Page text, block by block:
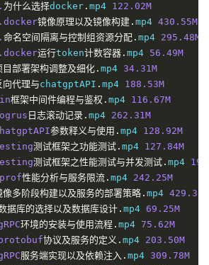
为什么选择docker . mp4 122. 02M
docker镜像原理以及镜像构建. mp4 430. 55M
命名空间隔离与控制组资源分配. mp4 295. 48M
docker运行token计数容器. mp4 56. 49M
目部署架构调整及细化. mp4 34. 31M
向代理与chatgptAPI . mp4 188. 53M
框架中间件编程与鉴权. mp4 116. 67M
日志滚动记录. mp4 262. 31M
参数释义与使用. mp4 128. 92M
测试框架之功能测试. mp4 127. 84M
测试框架之性能测试与并发测试. mp4
性能分析与服务限流. mp4 242. 25M
像多阶段构建以及服务的部署策略. mp4 429. 35M
据库的选择以及数据库设计. mp4 69. 25M
环境的安装与使用流程. mp4 75. 62M
协议及服务的定义. mp4 203. 50M
服务端实现以及依赖注入. mp4 309. 78M